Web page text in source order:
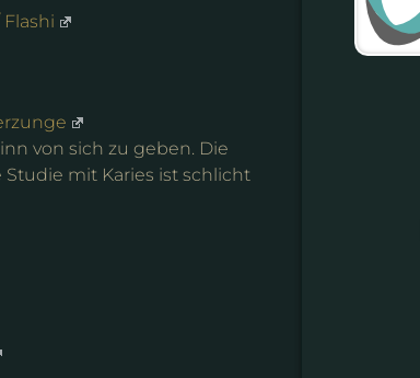
von sich zu geben. Die
mit Karies ist schlicht